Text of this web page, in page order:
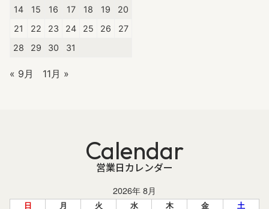
14
15 16 17 18 19
20
21
22 23 24 25 26
27
28
29 30 31
« 9月 11月 »
Calendar
営業日カレンダー
2026年 8月
日 月 火 水 木 金 土